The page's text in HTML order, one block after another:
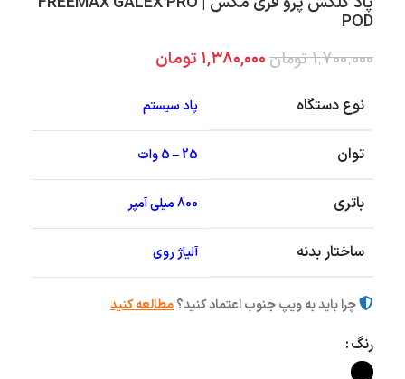
POD
۱,۷۰۰,۰۰۰تومان۱,۳۸۰,۰۰۰ تومان
نوع دستگاه پاد سیستم
توان 25 – 5 وات
باتری 800 میلی آمپر
ساختار بدنه آلیاژ روی
چرا باید به ویپ جنوب اعتماد کنید؟مطالعه کنید
رنگ